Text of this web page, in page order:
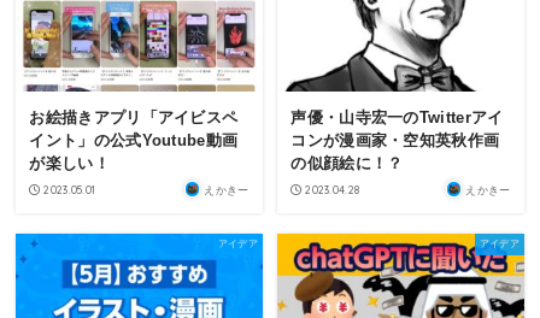
お絵描きアプリ「アイビスペ
イント」の公式Youtube動画
が楽しい！
2023.05.01 えかきー
声優・山寺宏一のTwitterアイ
コンが漫画家・空知英秋作画
の似顔絵に！？
2023.04.28 えかきー
アイデア アイデア